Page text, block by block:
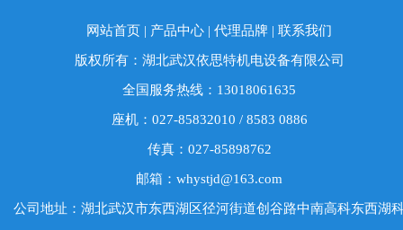
网站首页 | 产品中心 |代理品牌 |联系我们
版权所有：湖北武汉依思特机电设备有限公司
全国服务热线：13018061635
座机：027-85832010 / 8583 0886
传真：027-85898762
邮箱：whystjd@163.com
公司地址：湖北武汉市东西湖区径河街道创谷路中南高科东西湖